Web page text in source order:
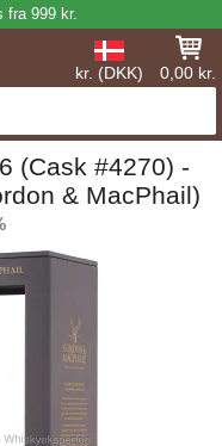
fra 999 kr.
kr. (DKK) 0,00 kr.
(Cask #4270) -
& MacPhail)